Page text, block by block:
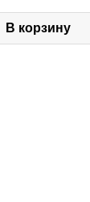
В корзину